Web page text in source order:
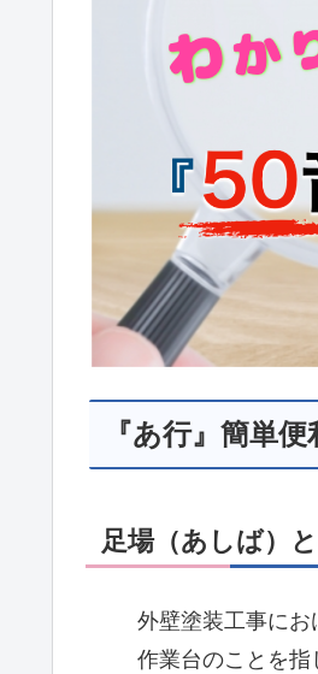
『あ行』簡単
足場（あしば）
外壁塗装工事に
作業台のことを指